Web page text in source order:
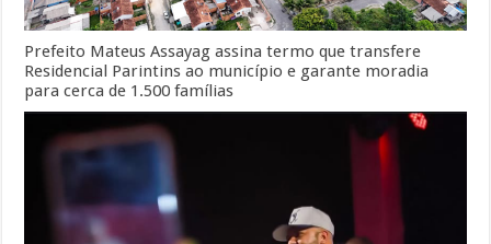
Prefeito Mateus Assayag assina termo que transfere
Residencial Parintins ao município e garante moradia
para cerca de 1.500 famílias